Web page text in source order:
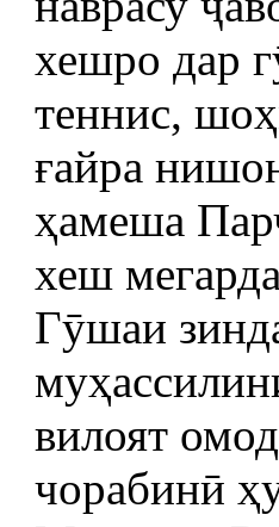
хешро дар
теннис,
ғайра
ҳамеша
хеш
Гӯшаи
вилоят
чорабинӣ